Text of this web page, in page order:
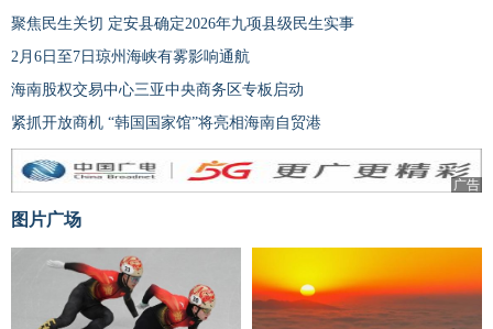
聚焦民生关切 定安县确定2026年九项县级民生实事
2月6日至7日琼州海峡有雾影响通航
海南股权交易中心三亚中央商务区专板启动
紧抓开放商机 “韩国国家馆”将亮相海南自贸港
广告
图片广场